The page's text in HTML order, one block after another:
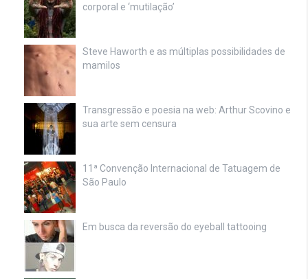
corporal e ‘mutilação’
Steve Haworth e as múltiplas possibilidades de
mamilos
Transgressão e poesia na web: Arthur Scovino e
sua arte sem censura
11ª Convenção Internacional de Tatuagem de
São Paulo
Em busca da reversão do eyeball tattooing